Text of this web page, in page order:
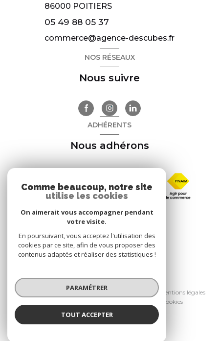
86000 POITIERS
05 49 88 05 37
commerce@agence-descubes.fr
NOS RÉSEAUX
Nous suivre
ADHÉRENTS
Nous adhérons
© 2026 | Tous droits réservés
Nos honoraires
Nos partenaires
Mentions légales
Cookies
Réalisé par :
Comme beaucoup, notre site
utilise les cookies
On aimerait vous accompagner pendant
votre visite.
En poursuivant, vous acceptez l'utilisation des
cookies par ce site, afin de vous proposer des
contenus adaptés et réaliser des statistiques !
PARAMÉTRER
TOUT ACCEPTER